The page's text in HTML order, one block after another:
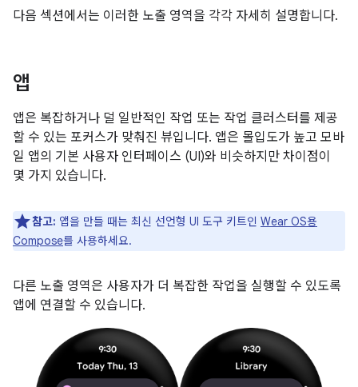
다음 섹션에서는 이러한 노출 영역을 각각 자세히 설명합니다.
앱
앱은 복잡하거나 덜 일반적인 작업 또는 작업 클러스터를 제공
할 수 있는 포커스가 맞춰진 뷰입니다. 앱은 몰입도가 높고 모바
일 앱의 기본 사용자 인터페이스 (UI)와 비슷하지만 차이점이
몇 가지 있습니다.
참고: 앱을 만들 때는 최신 선언형 UI 도구 키트인 Wear OS용
Compose를 사용하세요.
다른 노출 영역은 사용자가 더 복잡한 작업을 실행할 수 있도록
앱에 연결할 수 있습니다.